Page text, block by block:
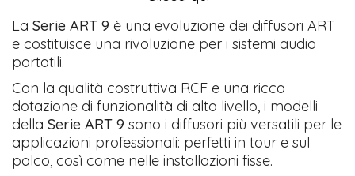
LaSerie ART 9 è una evoluzione dei diffusori ART
e costituisce una rivoluzione per i sistemi audio
portatili.
Con la qualità costruttiva RCF e una ricca
dotazione di funzionalità di alto livello, i modelli
dellaSerie ART 9 sono i diffusori più versatili per le
applicazioni professionali: perfetti in tour e sul
palco, così come nelle installazioni fisse.